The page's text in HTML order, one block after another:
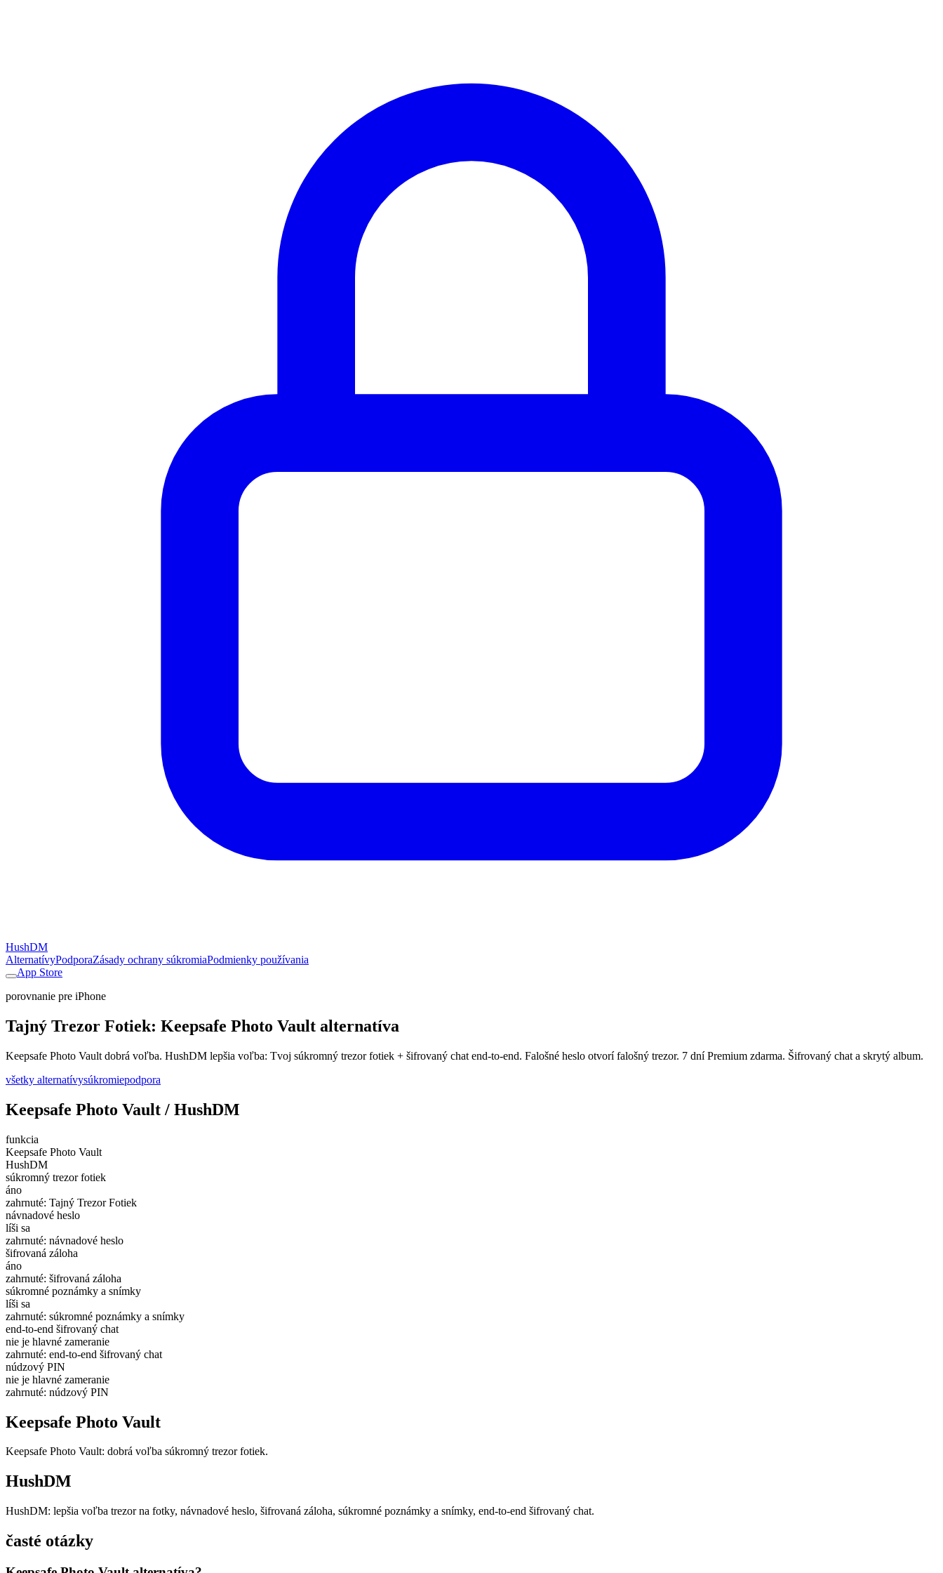
HushDM
AlternatívyPodporaZásady ochrany súkromiaPodmienky používania
App Store
porovnanie pre iPhone
Tajný Trezor Fotiek: Keepsafe Photo Vault alternatíva
Keepsafe Photo Vault dobrá voľba. HushDM lepšia voľba: Tvoj súkromný trezor fotiek + šifrovaný chat end-to-end. Falošné heslo otvorí falošný trezor. 7 dní Premium zdarma. Šifrovaný chat a skrytý album.
všetky alternatívysúkromiepodpora
Keepsafe Photo Vault / HushDM
funkcia
Keepsafe Photo Vault
HushDM
súkromný trezor fotiek
áno
zahrnuté: Tajný Trezor Fotiek
návnadové heslo
líši sa
zahrnuté: návnadové heslo
šifrovaná záloha
áno
zahrnuté: šifrovaná záloha
súkromné poznámky a snímky
líši sa
zahrnuté: súkromné poznámky a snímky
end-to-end šifrovaný chat
nie je hlavné zameranie
zahrnuté: end-to-end šifrovaný chat
núdzový PIN
nie je hlavné zameranie
zahrnuté: núdzový PIN
Keepsafe Photo Vault
Keepsafe Photo Vault: dobrá voľba súkromný trezor fotiek.
HushDM
HushDM: lepšia voľba trezor na fotky, návnadové heslo, šifrovaná záloha, súkromné poznámky a snímky, end-to-end šifrovaný chat.
časté otázky